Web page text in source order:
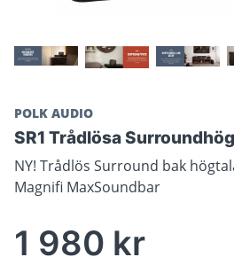
POLK AUDIO
SR1 Trådlösa
NY! Trådlös Surround bak
Magnifi MaxSoundbar
1 980 kr